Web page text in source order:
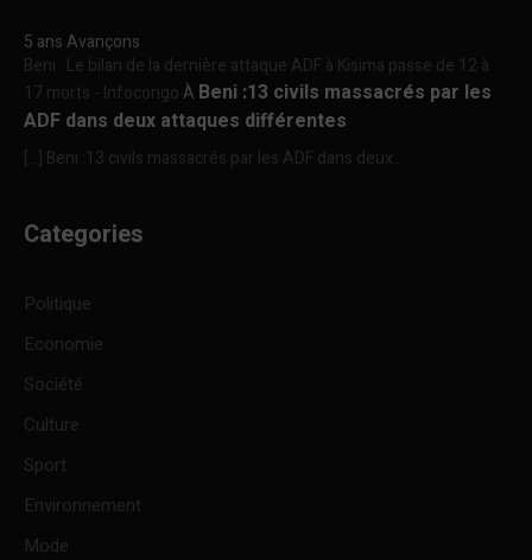
5 ans Avançons
Beni : Le bilan de la dernière attaque ADF à Kisima passe de 12 à
17 morts - InfocongoÀ Beni :13 civils massacrés par les
ADF dans deux attaques différentes
[…] Beni :13 civils massacrés par les ADF dans deux...
Categories
Politique
Economie
Société
Culture
Sport
Environnement
Mode